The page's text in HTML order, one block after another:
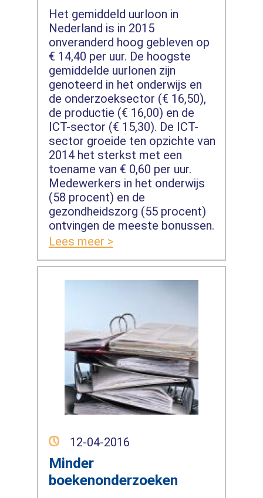
Het gemiddeld uurloon in
Nederland is in 2015
onveranderd hoog gebleven op
€ 14,40 per uur. De hoogste
gemiddelde uurlonen zijn
genoteerd in het onderwijs en
de onderzoeksector (€ 16,50),
de productie (€ 16,00) en de
ICT-sector (€ 15,30). De ICT-
sector groeide ten opzichte van
2014 het sterkst met een
toename van € 0,60 per uur.
Medewerkers in het onderwijs
(58 procent) en de
gezondheidszorg (55 procent)
ontvingen de meeste bonussen.
Lees meer >
12-04-2016
Minder
boekenonderzoeken